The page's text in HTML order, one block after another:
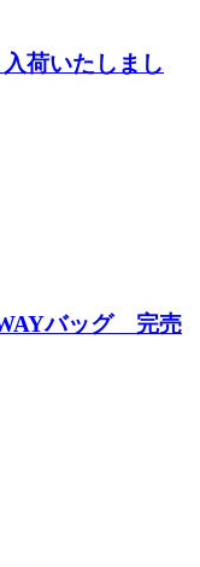
荷いたしまし
バッグ 完売